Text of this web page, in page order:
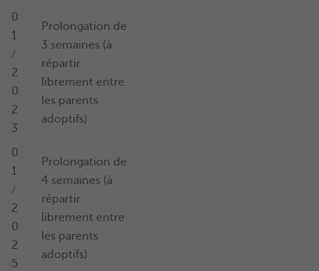
0
1
/
2
0
2
3
Prolongation de
3 semaines (à
répartir
librement entre
les parents
adoptifs)
0
1
/
2
0
2
5
Prolongation de
4 semaines (à
répartir
librement entre
les parents
adoptifs)